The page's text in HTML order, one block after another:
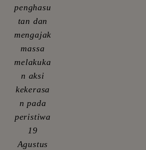
penghasu
tan dan
mengajak
massa
melakuka
n aksi
kekerasa
n pada
peristiwa
19
Agustus